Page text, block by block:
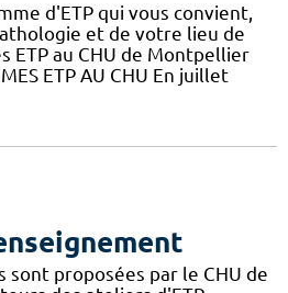
d'ETP qui vous convient,
et de votre lieu de
ETP au CHU de Montpellier
ETP AU CHU En juillet
proposées par le CHU de